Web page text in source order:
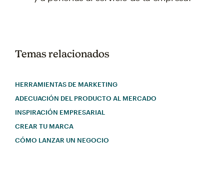
Temas relacionados
HERRAMIENTAS DE MARKETING
ADECUACIÓN DEL PRODUCTO AL MERCADO
INSPIRACIÓN EMPRESARIAL
CREAR TU MARCA
CÓMO LANZAR UN NEGOCIO